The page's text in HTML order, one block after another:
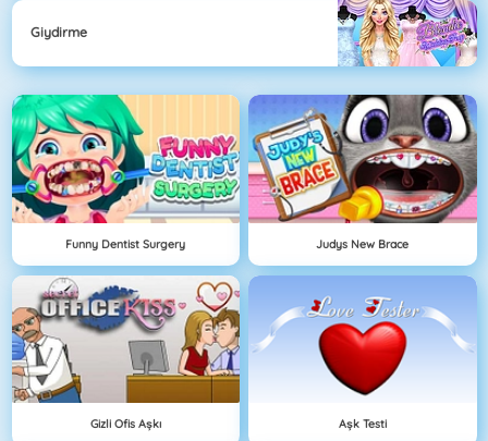
Giydirme
Funny Dentist Surgery Judys New Brace
Gizli Ofis Aşkı Aşk Testi